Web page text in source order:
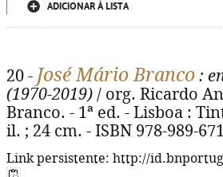
ADICIONAR À LISTA
20 - José Mário Branco :
(1970-2019) / org. Ricardo
Branco. - 1ª ed. - Lisboa :
il. ; 24 cm. - ISBN 978-989-
Link persistente: http://